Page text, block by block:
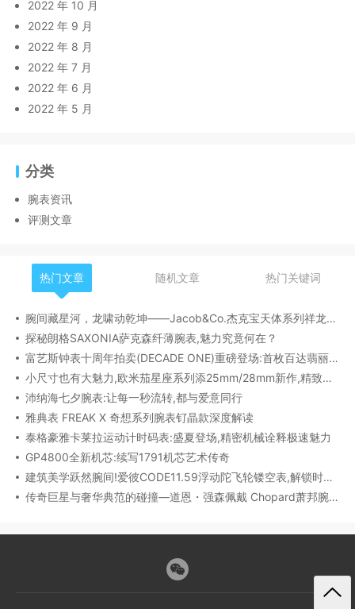
2022 年 10 月
2022 年 9 月
2022 年 8 月
2022 年 7 月
2022 年 6 月
2022 年 5 月
分类
腕表资讯
评测文章
热门文章 随机文章 热门关键词
腕间藏星河，龙啸动乾坤——Jacob&Co.杰克宝天体系列祥龙款艺术腕表解析
探秘朗格SAXONIA萨克森纤薄腕表,魅力究竟何在？
富艺斯钟表十周年拍卖(DECADE ONE)重磅登场:首枚百达翡丽1518精钢腕表领衔呈献
小尺寸也有大魅力,欧米茄星座系列添25mm/28mm新作,精致感拉满
沛纳海七夕腕表:让每一秒流转,都与爱意同行
雅典表 FREAK X 奇想系列腕表钌晶款深度解读​
泰格豪雅卡莱拉运动计时码表:盛夏登场,精密机械诠释极速魅力
GP4800全新机芯:续写1791机芯艺术传奇
建筑美学跃然腕间!爱彼CODE11.59浮动陀飞轮镂空表,解锁时间律动新形态
传奇巨星与奢华典范的碰撞—道恩・强森佩戴 Chopard萧邦腕表珠宝亮相威尼斯电影节